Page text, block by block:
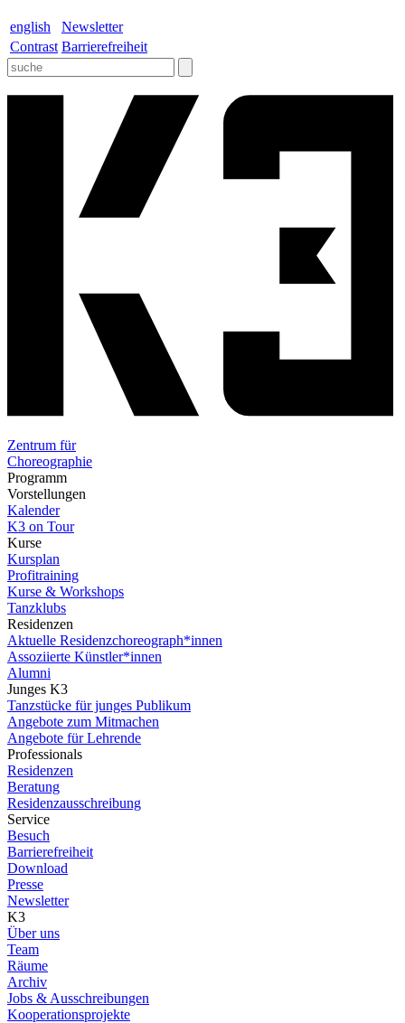
english
Newsletter
Contrast Barrierefreiheit
Zentrum für
Choreographie
Programm
Vorstellungen
Kalender
K3 on Tour
Kurse
Kursplan
Profitraining
Kurse & Workshops
Tanzklubs
Residenzen
Aktuelle Residenzchoreograph*innen
Assoziierte Künstler*innen
Alumni
Junges K3
Tanzstücke für junges Publikum
Angebote zum Mitmachen
Angebote für Lehrende
Professionals
Residenzen
Beratung
Residenzausschreibung
Service
Besuch
Barrierefreiheit
Download
Presse
Newsletter
K3
Über uns
Team
Räume
Archiv
Jobs & Ausschreibungen
Kooperationsprojekte